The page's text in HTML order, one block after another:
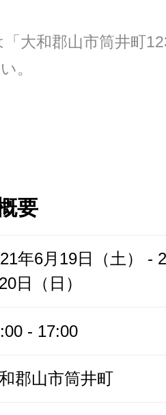
大和郡山市筒井町
。
要
年6月19日（土） -
日（日）
- 17:00
郡山市筒井町